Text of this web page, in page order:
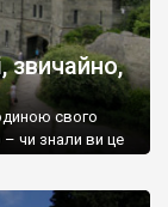
звичайно,
свого
чи знали ви це